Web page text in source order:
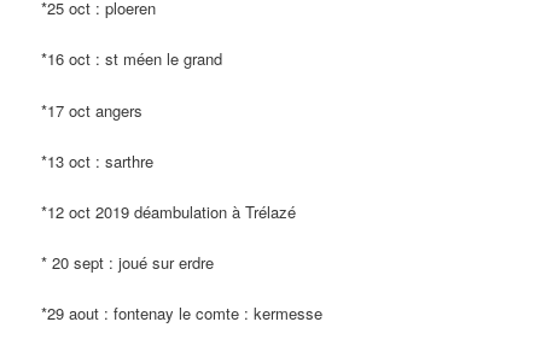
*25 oct : ploeren
*16 oct : st méen le grand
*17 oct angers
*13 oct : sarthre
*12 oct 2019 déambulation à Trélazé
* 20 sept : joué sur erdre
*29 aout : fontenay le comte : kermesse